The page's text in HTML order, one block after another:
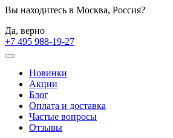
Вы находитесь в Москва, Россия?
Да, верно
+7 495 988-19-27
Новинки
Акции
Блог
Оплата и доставка
Частые вопросы
Отзывы